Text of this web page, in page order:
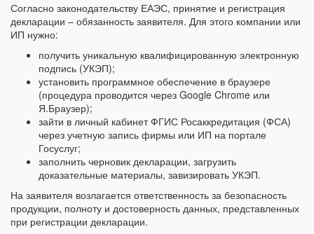
Согласно законодательству ЕАЭС, принятие и регистрация
декларации – обязанность заявителя. Для этого компании или
ИП нужно:
получить уникальную квалифицированную электронную
подпись (УКЭП);
установить программное обеспечение в браузере
(процедура проводится через Google Chrome или
Я.Браузер);
зайти в личный кабинет ФГИС Росаккредитация (ФСА)
через учетную запись фирмы или ИП на портале
Госуслуг;
заполнить черновик декларации, загрузить
доказательные материалы, завизировать УКЭП.
На заявителя возлагается ответственность за безопасность
продукции, полноту и достоверность данных, представленных
при регистрации декларации.